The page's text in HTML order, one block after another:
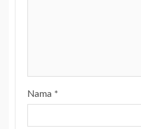
Nama *